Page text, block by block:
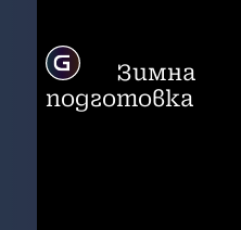
Зимна
подготовка